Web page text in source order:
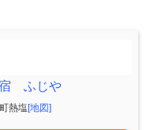
ふじや
熱塩[地図]